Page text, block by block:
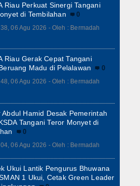
Riau Perkuat Sinergi Tangani
di Tembilahan
0
06 Agu 2026 - Oleh : Bermadah
Riau Gerak Cepat Tangani
Madu di Pelalawan
0
06 Agu 2026 - Oleh : Bermadah
Abdul Hamid Desak Pemerintah
Tangani Teror Monyet di
0
06 Agu 2026 - Oleh : Bermadah
Ukui Lantik Pengurus Bhuwana
1 Ukui, Cetak Green Leader